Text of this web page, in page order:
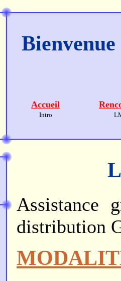
Accueil
Intro
Assistance
distribution